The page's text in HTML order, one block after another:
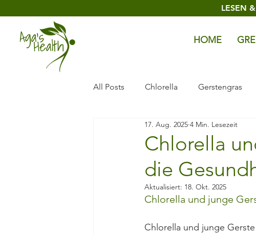
LESEN
HOME
All Posts Chlorella Gerstengras
Piltze Lava Pure
Chlorella
die
17. Aug. 2025 4 Min. Lesezeit
Aktualisiert: 18. Okt. 2025
Chlorella und junge
Chlorella und junge